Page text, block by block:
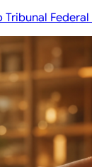
Tribunal